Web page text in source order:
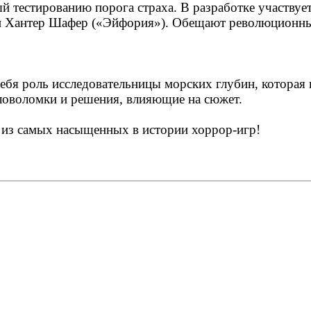
порога страха. В разработке
Шафер («Эйфория»). Обещают
роль исследовательницы морских глубин,
и решения, влияющие на сюжет.
самых насыщенных в истории хоррор‑игр!